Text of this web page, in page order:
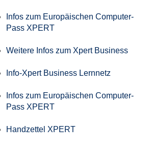
Infos zum Europäischen Computer-
Pass XPERT
Weitere Infos zum Xpert Business
Info-Xpert Business Lernnetz
Infos zum Europäischen Computer-
Pass XPERT
Handzettel XPERT